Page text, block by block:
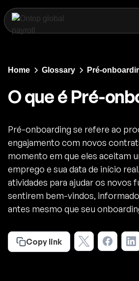
Home Glossary Pré-
O que é Pré-
Pré-onboarding se refere ao
engajamento com novos
momento em que eles aceitam
emprego e sua data de início
atividades para ajudar os novos
sentirem bem-vindos,
antes mesmo que seu
Copy link